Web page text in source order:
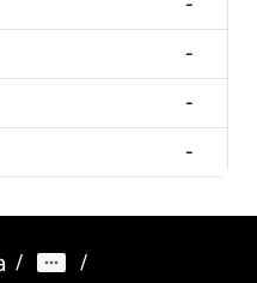
-
-
-
-
/ /